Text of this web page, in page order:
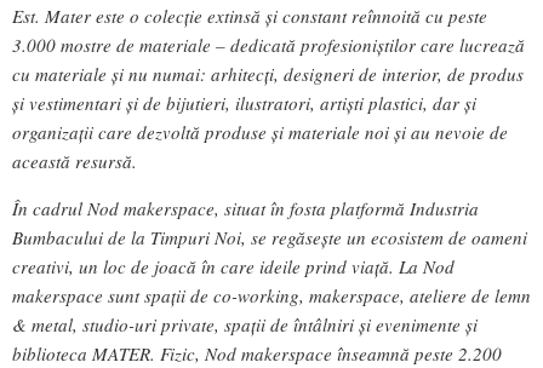
Est. Mater este o colecție extinsă și constant reînnoită cu peste
3.000 mostre de materiale – dedicată profesioniștilor care lucrează
cu materiale și nu numai: arhitecți, designeri de interior, de produs
și vestimentari și de bijutieri, ilustratori, artiști plastici, dar și
organizații care dezvoltă produse și materiale noi și au nevoie de
această resursă.
În cadrul Nod makerspace, situat în fosta platformă Industria
Bumbacului de la Timpuri Noi, se regăsește un ecosistem de oameni
creativi, un loc de joacă în care ideile prind viață. La Nod
makerspace sunt spații de co-working, makerspace, ateliere de lemn
& metal, studio-uri private, spații de întâlniri și evenimente și
biblioteca MATER. Fizic, Nod makerspace înseamnă peste 2.200